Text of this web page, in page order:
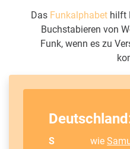
Das Funkalphabet hilft
Buchstabieren von
Funk, wenn es zu
S wie